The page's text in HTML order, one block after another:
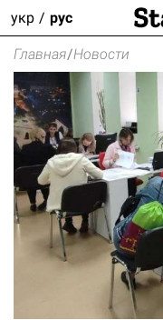
укр рус
Главная/Новости